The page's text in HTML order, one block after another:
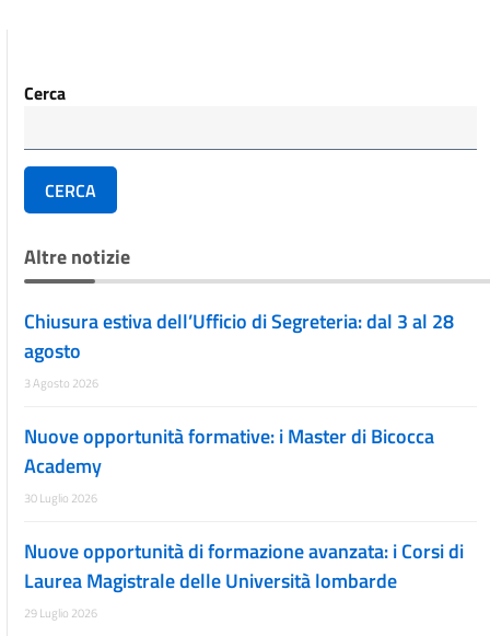
Cerca
CERCA
Altre notizie
Chiusura estiva dell’Ufficio di Segreteria: dal 3 al 28
agosto
3 Agosto 2026
Nuove opportunità formative: i Master di Bicocca
Academy
30 Luglio 2026
Nuove opportunità di formazione avanzata: i Corsi di
Laurea Magistrale delle Università lombarde
29 Luglio 2026